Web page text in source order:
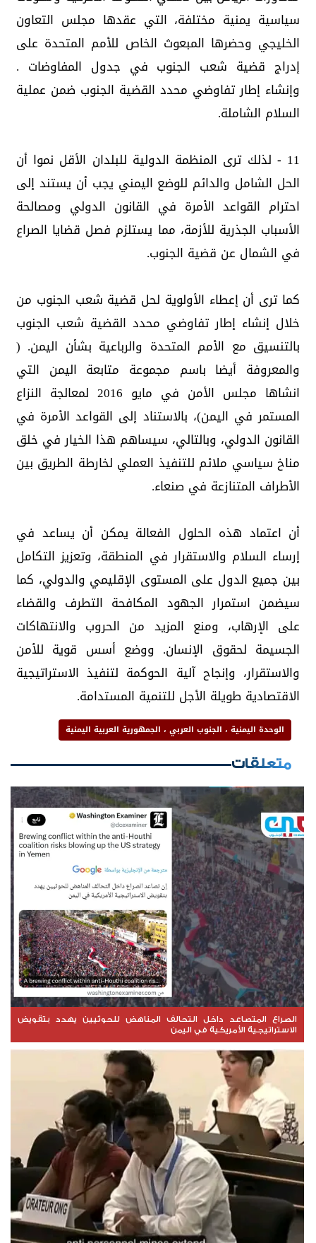
سياسية يمنية مختلفة، التي عقدها مجلس التعاون
الخليجي وحضرها المبعوث الخاص للأمم المتحدة على
إدراج قضية شعب الجنوب في جدول المفاوضات .
وإنشاء إطار تفاوضي محدد القضية الجنوب ضمن عملية
السلام الشاملة.
11 - لذلك ترى المنظمة الدولية للبلدان الأقل نموا أن
الحل الشامل والدائم للوضع اليمني يجب أن يستند إلى
احترام القواعد الأمرة في القانون الدولي ومصالحة
الأسباب الجذرية للأزمة، مما يستلزم فصل قضايا الصراع
في الشمال عن قضية الجنوب.
كما ترى أن إعطاء الأولوية لحل قضية شعب الجنوب من
خلال إنشاء إطار تفاوضي محدد القضية شعب الجنوب
بالتنسيق مع الأمم المتحدة والرباعية بشأن اليمن. (
والمعروفة أيضا باسم مجموعة متابعة اليمن التي
انشاها مجلس الأمن في مايو 2016 لمعالجة النزاع
المستمر في اليمن)، بالاستناد إلى القواعد الأمرة في
القانون الدولي، وبالتالي، سيساهم هذا الخيار في خلق
مناخ سياسي ملائم للتنفيذ العملي لخارطة الطريق بين
الأطراف المتنازعة في صنعاء.
أن اعتماد هذه الحلول الفعالة يمكن أن يساعد في
إرساء السلام والاستقرار في المنطقة، وتعزيز التكامل
بين جميع الدول على المستوى الإقليمي والدولي، كما
سيضمن استمرار الجهود المكافحة التطرف والقضاء
على الإرهاب، ومنع المزيد من الحروب والانتهاكات
الجسيمة لحقوق الإنسان. ووضع أسس قوية للأمن
والاستقرار، وإنجاح آلية الحوكمة لتنفيذ الاستراتيجية
الاقتصادية طويلة الأجل للتنمية المستدامة.
الوحدة اليمنية ، الجنوب العربي ، الجمهورية العربية اليمنية
متعلقات
الصراع المتصاعد داخل التحالف المناهض للحوثيين يهدد بتقويض
الاستراتيجية الأمريكية في اليمن